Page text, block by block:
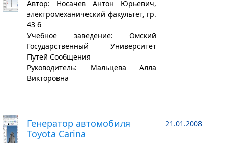
Автор: Носачев Антон Юрьевич,
электромеханический факультет, гр.
43 б
Учебное заведение: Омский
Государственный Университет
Путей Сообщения
Руководитель: Мальцева Алла
Викторовна
Генератор автомобиля
Toyota Carina
21.01.2008